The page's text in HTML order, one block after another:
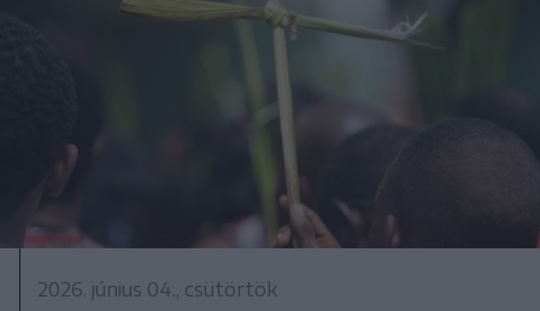
2026. június 04., csütörtök